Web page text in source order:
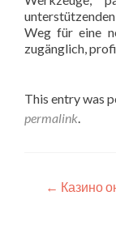
Weg für eine
zugänglich,
This entry was
permalink.
Post
← Казино